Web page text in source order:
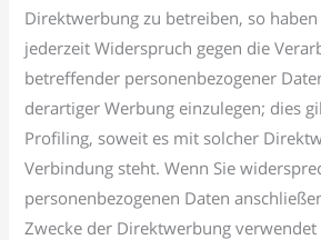
Direktwerbung zu betreiben, so haben
jederzeit Widerspruch gegen die
betreffender personenbezogener
derartiger Werbung einzulegen; dies
Profiling, soweit es mit solcher
Verbindung steht. Wenn Sie
personenbezogenen Daten
Zwecke der Direktwerbung